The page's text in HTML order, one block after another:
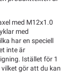
med M12x1.0
med
har en speciell
inte är
Istället för 1
gör att du kan